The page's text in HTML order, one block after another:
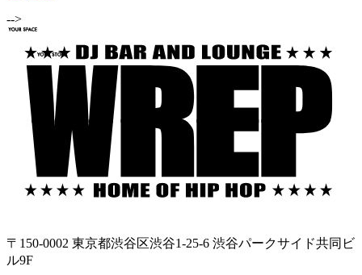
-->
〒150-0002 東京都渋谷区渋谷1-25-6 渋谷パークサイド共同ビ
ル9F